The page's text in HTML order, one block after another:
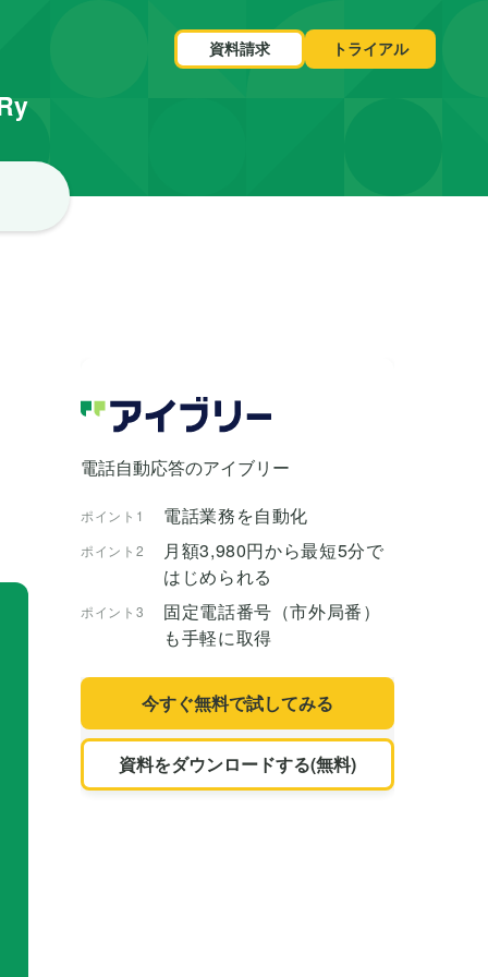
資料請求 トライアル
電話自動応答のアイブリー
ポイント1 電話業務を自動化
ポイント2
月額3,980円から最短5分で
はじめられる
ポイント3
固定電話番号（市外局番）
も手軽に取得
今すぐ無料で試してみる
資料をダウンロードする(無料)